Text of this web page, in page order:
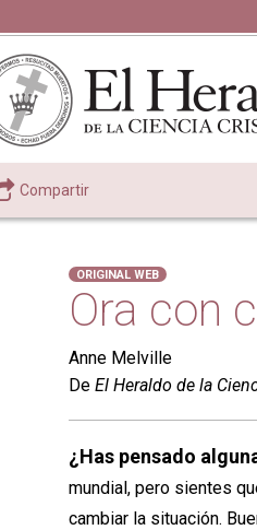
Compartir
ORIGINAL WEB
Ora con
Anne Melville
De El Heraldo de la
¿Has pensado
mundial, pero sientes
cambiar la situación.